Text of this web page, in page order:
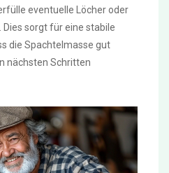
eventuelle Löcher oder
sorgt für eine stabile
die Spachtelmasse gut
nächsten Schritten